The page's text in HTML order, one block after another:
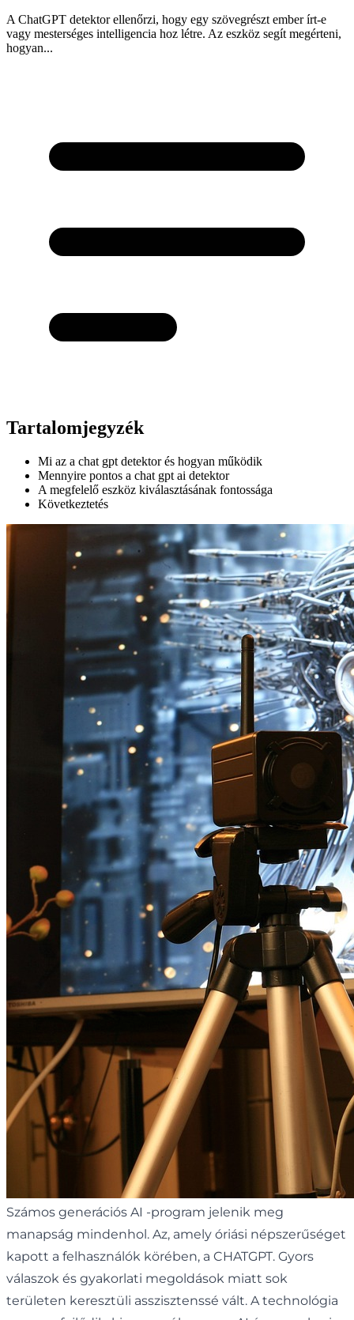
A ChatGPT detektor ellenőrzi, hogy egy szövegrészt ember írt-e
vagy mesterséges intelligencia hoz létre. Az eszköz segít megérteni,
hogyan...
Tartalomjegyzék
Mi az a chat gpt detektor és hogyan működik
Mennyire pontos a chat gpt ai detektor
A megfelelő eszköz kiválasztásának fontossága
Következtetés
Számos generációs AI -program jelenik meg
manapság mindenhol. Az, amely óriási népszerűséget
kapott a felhasználók körében, a CHATGPT. Gyors
válaszok és gyakorlati megoldások miatt sok
területen keresztüli asszisztenssé vált. A technológia